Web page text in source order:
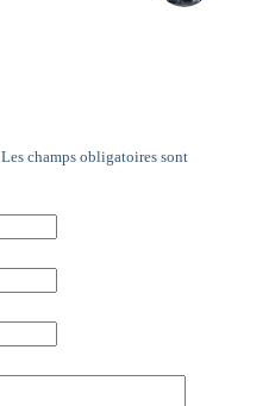
Les champs obligatoires sont